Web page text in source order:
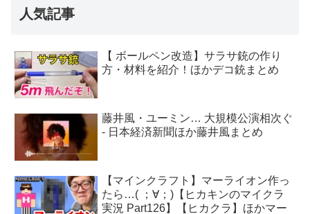
人気記事
【 ボールペン改造】サラサ銃の作り
方・材料を紹介！ほかデコ銃まとめ
藤井風・ユーミン… 大規模公演相次ぐ
- 日本経済新聞ほか藤井風まとめ
【マインクラフト】マーライオン作っ
たら…( ；∀；)【ヒカキンのマイクラ
実況 Part126】【ヒカクラ】ほかマー